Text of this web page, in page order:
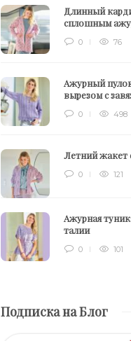
Длинный
сплошным
0 76
Ажурный
вырезом с
0 498
Летний жакет
0 121
Ажурная
талии
0 101
Подписка на Блог